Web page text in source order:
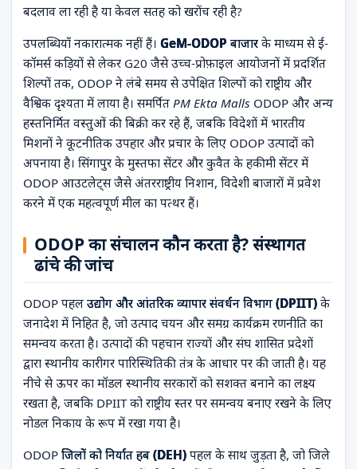
बदलाव ला रही है या केवल सतह को खरोंच रही है?
उपलब्धियाँ नकारात्मक नहीं हैं। GeM-ODOP बाजार के माध्यम से ई-
कॉमर्स कड़ियों से लेकर G20 जैसे उच्च-प्रोफ़ाइल आयोजनों में प्रदर्शित
शिल्पों तक, ODOP ने लंबे समय से उपेक्षित शिल्पों को राष्ट्रीय और
वैश्विक दृश्यता में लाया है। समर्पित PM Ekta Malls ODOP और अन्य
हस्तनिर्मित वस्तुओं की बिक्री कर रहे हैं, जबकि विदेशों में भारतीय
मिशनों ने कूटनीतिक उपहार और प्रचार के लिए ODOP उत्पादों को
अपनाया है। सिंगापुर के मुस्तफा सेंटर और कुवैत के हकीमी सेंटर में
ODOP आउटलेट्स जैसे अंतरराष्ट्रीय निशान, विदेशी बाजारों में प्रवेश
करने में एक महत्वपूर्ण मील का पत्थर हैं।
ODOP का संचालन कौन करता है? संस्थागत
ढांचे की जांच
ODOP पहल उद्योग और आंतरिक व्यापार संवर्धन विभाग (DPIIT) के
जनादेश में निहित है, जो उत्पाद चयन और समग्र कार्यक्रम रणनीति का
समन्वय करता है। उत्पादों की पहचान राज्यों और संघ शासित प्रदेशों
द्वारा स्थानीय कारीगर पारिस्थितिकी तंत्र के आधार पर की जाती है। यह
नीचे से ऊपर का मॉडल स्थानीय सरकारों को सशक्त बनाने का लक्ष्य
रखता है, जबकि DPIIT को राष्ट्रीय स्तर पर समन्वय बनाए रखने के लिए
नोडल निकाय के रूप में रखा गया है।
ODOP जिलों को निर्यात हब (DEH) पहल के साथ जुड़ता है, जो जिले